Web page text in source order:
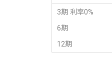
3期 利率0%
6期
12期